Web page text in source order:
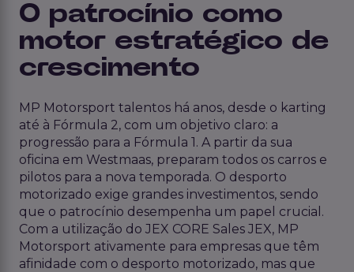
O patrocínio como
motor estratégico de
crescimento
MP Motorsport talentos há anos, desde o karting
até à Fórmula 2, com um objetivo claro: a
progressão para a Fórmula 1. A partir da sua
oficina em Westmaas, preparam todos os carros e
pilotos para a nova temporada. O desporto
motorizado exige grandes investimentos, sendo
que o patrocínio desempenha um papel crucial.
Com a utilização do JEX CORE Sales JEX, MP
Motorsport ativamente para empresas que têm
afinidade com o desporto motorizado, mas que